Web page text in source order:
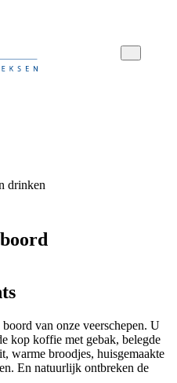
drinken
van onze veerschepen. U
kop koffie met gebak, belegde
warme broodjes, huisgemaakte
En natuurlijk ontbreken de